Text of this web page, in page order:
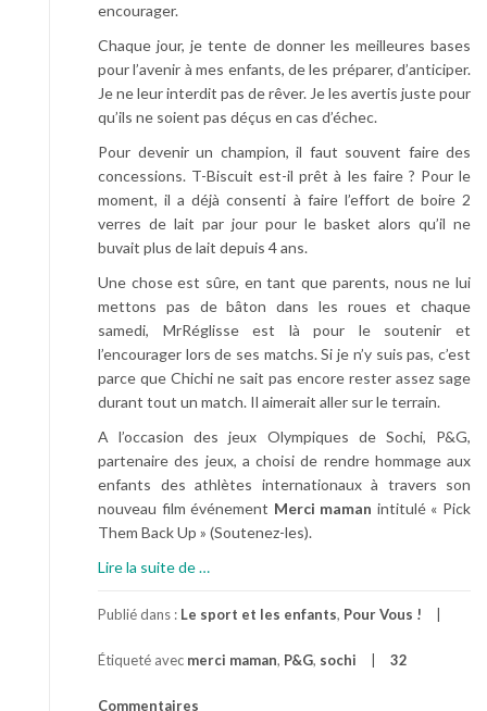
encourager.
Chaque jour, je tente de donner les meilleures bases
pour l’avenir à mes enfants, de les préparer, d’anticiper.
Je ne leur interdit pas de rêver. Je les avertis juste pour
qu’ils ne soient pas déçus en cas d’échec.
Pour devenir un champion, il faut souvent faire des
concessions. T-Biscuit est-il prêt à les faire ? Pour le
moment, il a déjà consenti à faire l’effort de boire 2
verres de lait par jour pour le basket alors qu’il ne
buvait plus de lait depuis 4 ans.
Une chose est sûre, en tant que parents, nous ne lui
mettons pas de bâton dans les roues et chaque
samedi, MrRéglisse est là pour le soutenir et
l’encourager lors de ses matchs. Si je n’y suis pas, c’est
parce que Chichi ne sait pas encore rester assez sage
durant tout un match. Il aimerait aller sur le terrain.
A l’occasion des jeux Olympiques de Sochi, P&G,
partenaire des jeux, a choisi de rendre hommage aux
enfants des athlètes internationaux à travers son
nouveau film événement Merci maman intitulé « Pick
Them Back Up » (Soutenez-les).
Lire la suite de
r
p
…
Publié dans : Le sport et les enfants, Pour Vous !
Étiqueté avec merci maman, P&G, sochi 32
Commentaires